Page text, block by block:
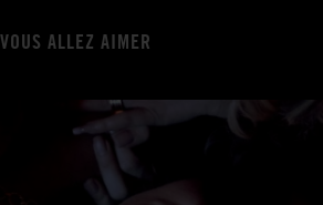
VOUS ALLEZ AIMER